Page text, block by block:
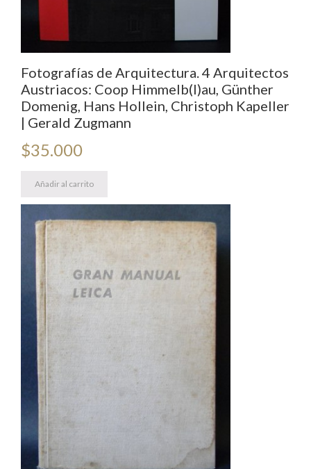
Fotografías de Arquitectura. 4 Arquitectos
Austriacos: Coop Himmelb(I)au, Günther
Domenig, Hans Hollein, Christoph Kapeller
| Gerald Zugmann
$35.000
Añadir al carrito